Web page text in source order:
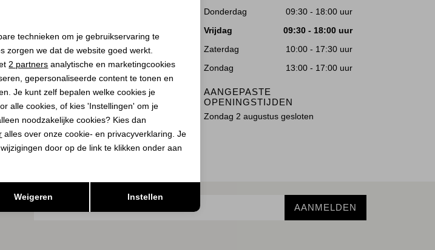
Donderdag
09:30 - 18:00 uur
Vrijdag
09:30 - 18:00 uur
Zaterdag
10:00 - 17:30 uur
Zondag
13:00 - 17:00 uur
AANGEPASTE
OPENINGSTIJDEN
Zondag 2 augustus gesloten
AANMELDEN
Marketing cookies
technieken om je gebruikservaring te
zorgen we dat de website goed werkt.
2 partners analytische en marketingcookies
gepersonaliseerde content te tonen en
Je kunt zelf bepalen welke cookies je
alle cookies, of kies 'Instellingen' om je
noodzakelijke cookies? Kies dan
alles over onze cookie- en privacyverklaring. Je
door op de link te klikken onder aan
Weigeren Instellen